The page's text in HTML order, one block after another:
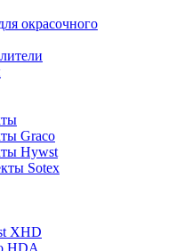
окрасочного
Graco
Hywst
Sotex
XHD
HDA